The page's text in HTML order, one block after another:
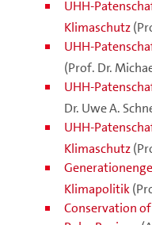
UHH-
Klimaschutz
UHH-
(Prof. Dr.
UHH-
Dr. Uwe A.
UHH-
Klimaschutz
Klimapolitik
Conservation